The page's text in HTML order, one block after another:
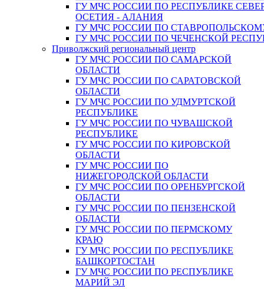
ГУ МЧС РОССИИ ПО РЕСПУБЛИКЕ
ОСЕТИЯ - АЛАНИЯ
ГУ МЧС РОССИИ ПО
ГУ МЧС РОССИИ ПО ЧЕЧЕНСКОЙ
Приволжский региональный центр
ГУ МЧС РОССИИ ПО САМАРСКОЙ
ОБЛАСТИ
ГУ МЧС РОССИИ ПО САРАТОВСКОЙ
ОБЛАСТИ
ГУ МЧС РОССИИ ПО УДМУРТСКОЙ
РЕСПУБЛИКЕ
ГУ МЧС РОССИИ ПО ЧУВАШСКОЙ
РЕСПУБЛИКЕ
ГУ МЧС РОССИИ ПО КИРОВСКОЙ
ОБЛАСТИ
ГУ МЧС РОССИИ ПО
НИЖЕГОРОДСКОЙ ОБЛАСТИ
ГУ МЧС РОССИИ ПО ОРЕНБУРГСКОЙ
ОБЛАСТИ
ГУ МЧС РОССИИ ПО ПЕНЗЕНСКОЙ
ОБЛАСТИ
ГУ МЧС РОССИИ ПО ПЕРМСКОМУ
КРАЮ
ГУ МЧС РОССИИ ПО РЕСПУБЛИКЕ
БАШКОРТОСТАН
ГУ МЧС РОССИИ ПО РЕСПУБЛИКЕ
МАРИЙ ЭЛ